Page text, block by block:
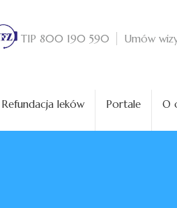
TIP 800 190 590 Umów
Refundacja leków Portale O